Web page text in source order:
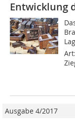
Entwicklung
Ausgabe 4/2017